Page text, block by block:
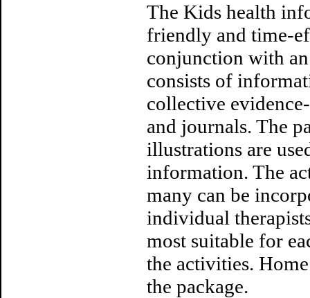
The Kids health
friendly and time-
conjunction with
consists of
collective
and journals. The
illustrations are
information. The
many can be
individual
most suitable for
the activities.
the package.